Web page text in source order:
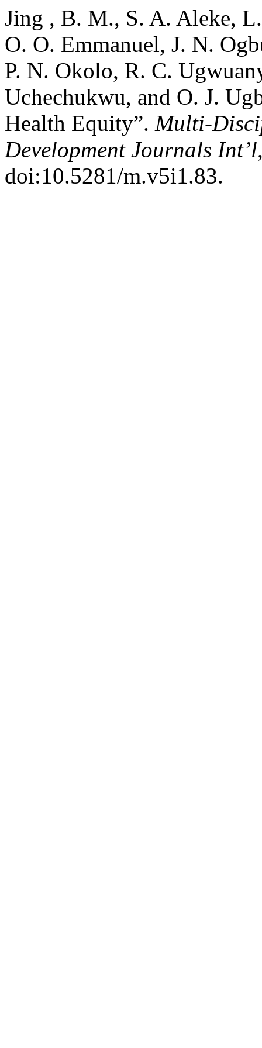
Jing , B. M., S. A. Aleke,
O. O. Emmanuel, J. N.
P. N. Okolo, R. C.
Uchechukwu, and O. J.
Health Equity”. Multi-
Development Journals Int’l
doi:10.5281/m.v5i1.83.